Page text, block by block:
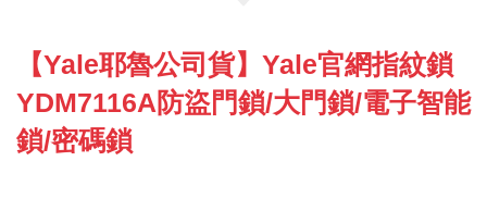
【Yale耶魯公司貨】Yale官網指紋鎖
YDM7116A防盜門鎖/大門鎖/電子智能
鎖/密碼鎖